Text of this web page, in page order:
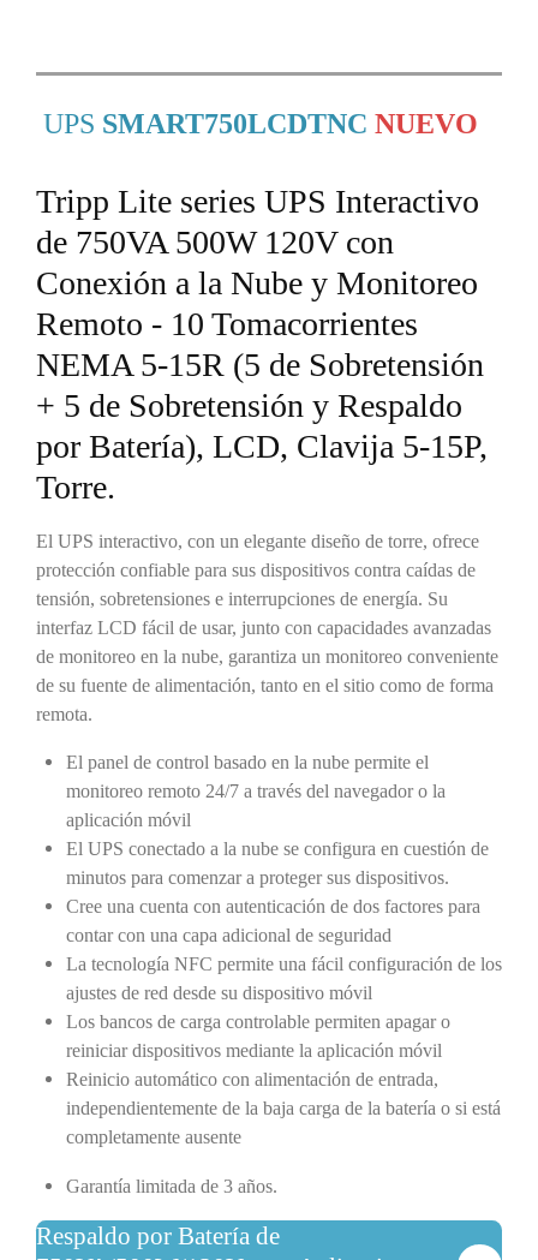
UPS SMART750LCDTNC NUEVO
Tripp Lite series UPS Interactivo
de 750VA 500W 120V con
Conexión a la Nube y Monitoreo
Remoto - 10 Tomacorrientes
NEMA 5-15R (5 de Sobretensión
+ 5 de Sobretensión y Respaldo
por Batería), LCD, Clavija 5-15P,
Torre.
El UPS interactivo, con un elegante diseño de torre, ofrece
protección confiable para sus dispositivos contra caídas de
tensión, sobretensiones e interrupciones de energía. Su
interfaz LCD fácil de usar, junto con capacidades avanzadas
de monitoreo en la nube, garantiza un monitoreo conveniente
de su fuente de alimentación, tanto en el sitio como de forma
remota.
El panel de control basado en la nube permite el
monitoreo remoto 24/7 a través del navegador o la
aplicación móvil
El UPS conectado a la nube se configura en cuestión de
minutos para comenzar a proteger sus dispositivos.
Cree una cuenta con autenticación de dos factores para
contar con una capa adicional de seguridad
La tecnología NFC permite una fácil configuración de los
ajustes de red desde su dispositivo móvil
Los bancos de carga controlable permiten apagar o
reiniciar dispositivos mediante la aplicación móvil
Reinicio automático con alimentación de entrada,
independientemente de la baja carga de la batería o si está
completamente ausente
Garantía limitada de 3 años.
Respaldo por Batería de